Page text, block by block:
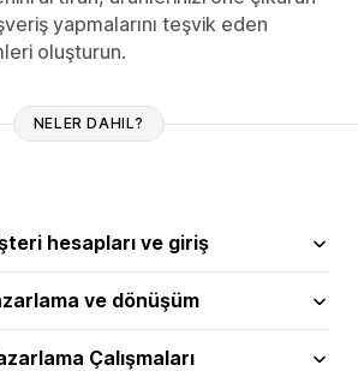
yapmalarını teşvik eden
oluşturun.
NELER DAHIL?
hesapları ve giriş
ve dönüşüm
Çalışmaları